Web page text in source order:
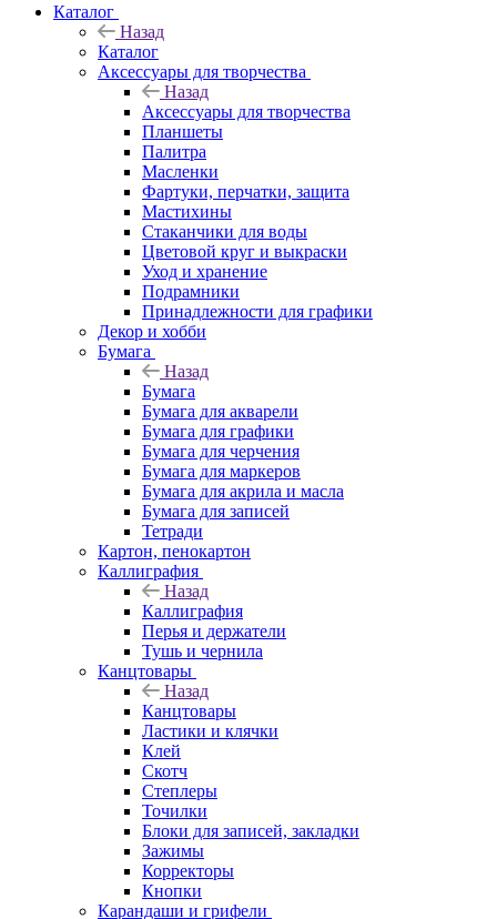
Каталог
Назад
Каталог
Аксессуары для творчества
Назад
Аксессуары для творчества
Планшеты
Палитра
Масленки
Фартуки, перчатки, защита
Мастихины
Стаканчики для воды
Цветовой круг и выкраски
Уход и хранение
Подрамники
Принадлежности для графики
Декор и хобби
Бумага
Назад
Бумага
Бумага для акварели
Бумага для графики
Бумага для черчения
Бумага для маркеров
Бумага для акрила и масла
Бумага для записей
Тетради
Картон, пенокартон
Каллиграфия
Назад
Каллиграфия
Перья и держатели
Тушь и чернила
Канцтовары
Назад
Канцтовары
Ластики и клячки
Клей
Скотч
Степлеры
Точилки
Блоки для записей, закладки
Зажимы
Корректоры
Кнопки
Карандаши и грифели